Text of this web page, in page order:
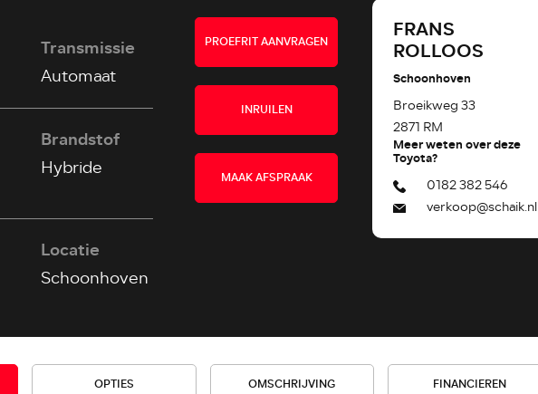
PROEFRIT AANVRAGEN
INRUILEN
MAAK AFSPRAAK
Transmissie
Automaat
Brandstof
Hybride
Locatie
Schoonhoven
FRANS
ROLLOOS
Schoonhoven
Broeikweg 33
2871 RM
Meer weten over deze
Toyota?
0182 382 546
verkoop@schaik.nl
OPTIES OMSCHRIJVING FINANCIEREN